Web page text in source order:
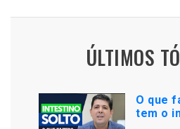
ÚLTIMOS
O que
tem o